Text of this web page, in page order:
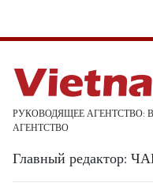
РУКОВОДЯЩЕЕ
АГЕНТСТВО
Главный редактор: